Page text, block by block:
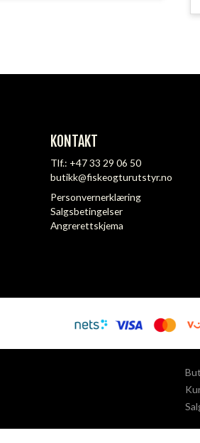
KONTAKT
Tlf.: +47 33 29 06 50
butikk@fiskeogturutstyr.no
Personvernerklæring
Salgsbetingelser
Angrerettskjema